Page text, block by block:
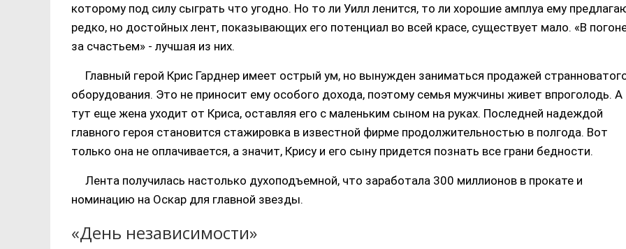
которому под силу сыграть что угодно. Но то ли Уилл ленится, то ли хорошие амплуа ему
редко, но достойных лент, показывающих его потенциал во всей красе, существует мало. «В
за счастьем» - лучшая из них.
Главный герой Крис Гарднер имеет острый ум, но вынужден заниматься продажей
оборудования. Это не приносит ему особого дохода, поэтому семья мужчины живет впроголодь. А
тут еще жена уходит от Криса, оставляя его с маленьким сыном на руках. Последней надеждой
главного героя становится стажировка в известной фирме продолжительностью в полгода. Вот
только она не оплачивается, а значит, Крису и его сыну придется познать все грани бедности.
Лента получилась настолько духоподъемной, что заработала 300 миллионов в прокате и
номинацию на Оскар для главной звезды.
«День независимости»